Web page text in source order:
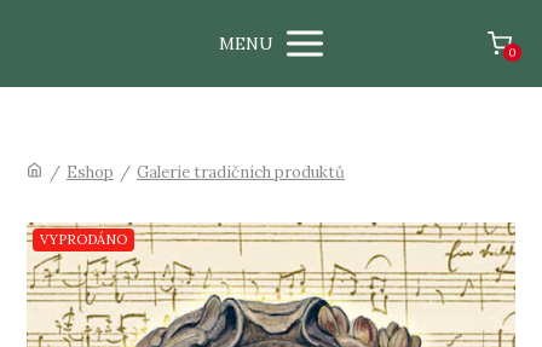
MENU 0
/ Eshop / Galerie tradičních produktů
VYPRODÁNO